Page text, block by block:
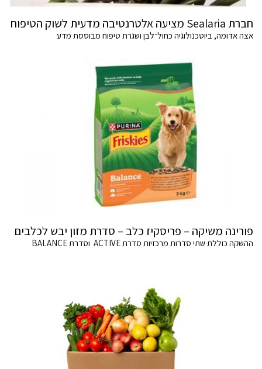
חברת Sealaria מציעה אלטרנטיבה מדעית לשוק הטיפוח
אצה אדומה, ביוטכנולוגיה כחול־לבן ושגרת טיפוח מבוססת מדע
פורינה משיקה – פריסקיז כלב – סדרת מזון יבש לכלבים
ההשקה כוללת שתי סדרות מרכזיות סדרת ACTIVE וסדרת BALANCE